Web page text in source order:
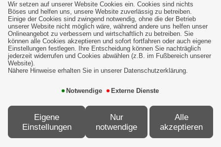
Wir setzen auf unserer Website Cookies ein. Cookies sind nichts
Böses und helfen uns, unsere Website zuverlässig zu betreiben.
Einige der Cookies sind zwingend notwendig, ohne die der Betrieb
unserer Website nicht möglich wäre, während andere uns helfen unser
Onlineangebot zu verbessern und wirtschaftlich zu betreiben. Sie
können alle Cookies akzeptieren und sofort fortfahren oder auch eigene
Einstellungen festlegen. Ihre Entscheidung können Sie nachträglich
jederzeit widerrufen und Cookies abwählen (z.B. im Fußbereich unserer
Website).
Nähere Hinweise erhalten Sie in unserer Datenschutzerklärung.
Notwendige Externe Dienste
Eigene
Einstellungen
Nur
notwendige
Alle
akzeptieren
Krankenversicherung
Pflegeversicherung
Unfallversicherung